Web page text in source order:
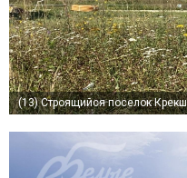
(13)Строящийся поселок